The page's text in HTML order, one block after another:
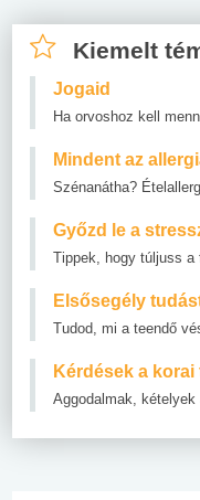
Kiemelt
Jogaid
Ha orvoshoz kell
Mindent az
Szénanátha?
Győzd le a
Tippek, hogy túljuss a
Elsősegély
Tudod, mi a teendő
Kérdések a korai
Aggodalmak, kételyek